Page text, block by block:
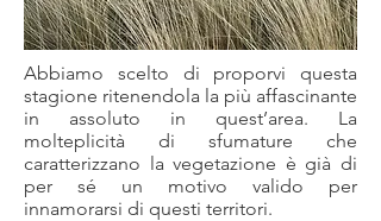
Abbiamo scelto di proporvi questa
stagione ritenendola la più affascinante
in assoluto in quest’area. La
molteplicità di sfumature che
caratterizzano la vegetazione è già di
per sé un motivo valido per
innamorarsi di questi territori.